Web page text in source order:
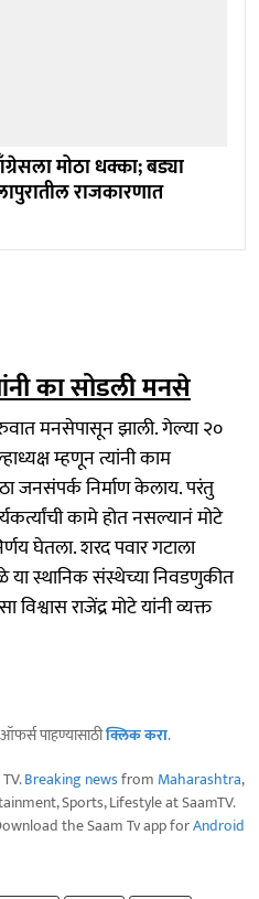
मोठा धक्का; बड्या
राजकारणात
का सोडली मनसे
मनसेपासून झाली. गेल्या २०
म्हणून त्यांनी काम
जनसंपर्क निर्माण केलाय. परंतु
कामे होत नसल्यानं मोटे
घेतला. शरद पवार गटाला
स्थानिक संस्थेच्या निवडणुकीत
राजेंद्र मोटे यांनी व्यक्त
पाहण्यासाठीक्लिक करा.
Breaking newsfrom Maharashtra,
Sports, Lifestyle at SaamTV.
the Saam Tv app forAndroid